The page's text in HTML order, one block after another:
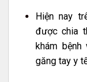
Hiện nay
được chia
khám
găng tay y